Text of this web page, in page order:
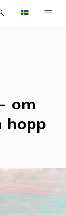
Languages
Sök
om
hopp